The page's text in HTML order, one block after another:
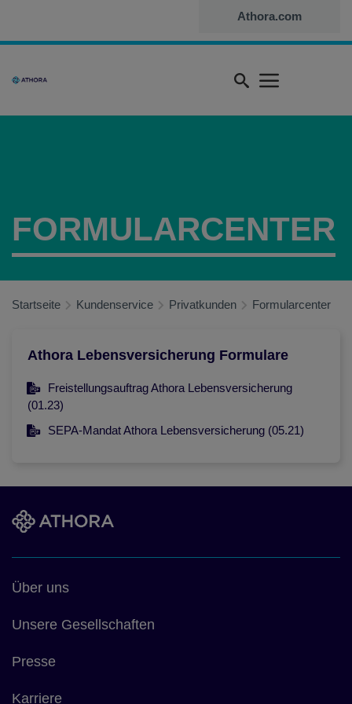
Inhalt
Athora.com
FORMULARCENTER
Startseite Kundenservice Privatkunden Formularcenter
Athora Lebensversicherung Formulare
Freistellungsauftrag Athora Lebensversicherung
(01.23)
SEPA-Mandat Athora Lebensversicherung (05.21)
Footer
Über uns
Unsere Gesellschaften
Presse
Karriere